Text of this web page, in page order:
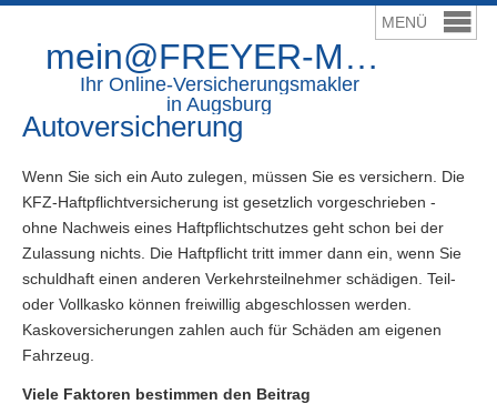
mein@FREYER-Makler.de
Ihr Online-Ver­sicherungs­makler
in Augsburg
Auto­ver­si­che­rung
Wenn Sie sich ein Auto zulegen, müssen Sie es ver­sichern. Die
KFZ-Haft­pflichtversicherung ist gesetzlich vorgeschrieben -
ohne Nachweis eines Haft­pflichtschutzes geht schon bei der
Zulassung nichts. Die Haft­pflicht tritt immer dann ein, wenn Sie
schuldhaft einen anderen Verkehrsteilnehmer schädigen. Teil-
oder Vollkasko können freiwillig abgeschlossen werden.
Kaskoversicherungen zahlen auch für Schäden am eigenen
Fahrzeug.
Viele Faktoren bestimmen den Beitrag
Datenschutzerklärung